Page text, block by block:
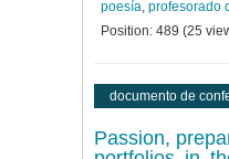
poesía, profesorado
Position: 489 (25
documento de
Passion,